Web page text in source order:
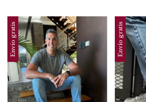
Envío gratis Envío gratis